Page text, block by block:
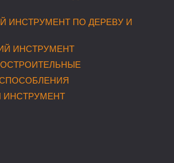
ИНСТРУМЕНТ ПО ДЕРЕВУ И
ИНСТРУМЕНТ
ИНСТРУМЕНТ